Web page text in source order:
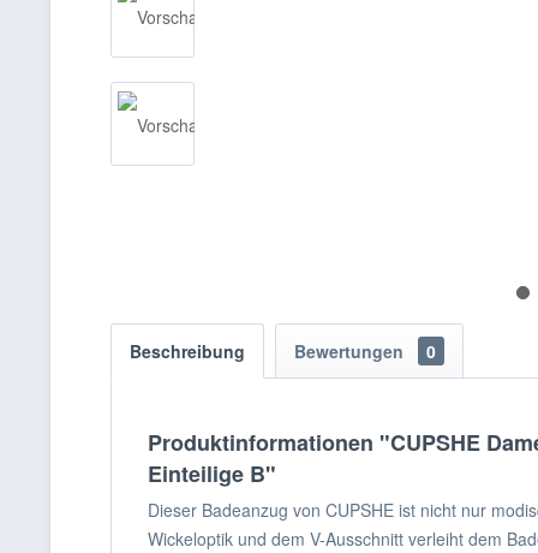
Beschreibung Bewertungen 0
Produktinformationen "CUPSHE
Einteilige B"
Dieser Badeanzug von CUPSHE ist nicht nur
Wickeloptik und dem V-Ausschnitt verleiht dem